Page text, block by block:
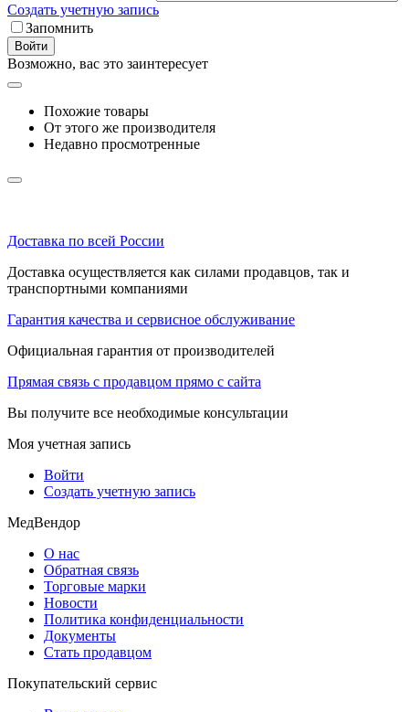
Создать учетную запись
Запомнить
Войти
Возможно, вас это заинтересует
Похожие товары
От этого же производителя
Недавно просмотренные
Доставка по всей России
Доставка осуществляется как силами продавцов, так и
транспортными компаниями
Гарантия качества и сервисное обслуживание
Официальная гарантия от производителей
Прямая связь с продавцом прямо с сайта
Вы получите все необходимые консультации
Моя учетная запись
Войти
Создать учетную запись
МедВендор
О нас
Обратная связь
Торговые марки
Новости
Политика конфиденциальности
Документы
Стать продавцом
Покупательский сервис